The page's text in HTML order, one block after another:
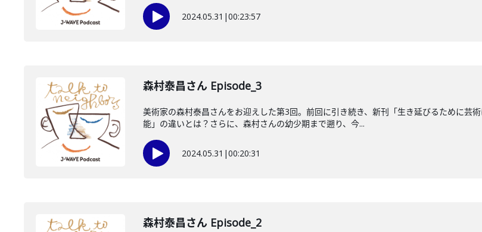
2024.05.31 |00:23:57
森村泰昌さん Episode_3
美術家の森村泰昌さんをお迎えした第3回。前回に引き続き、新刊「生き延びるために芸
能」の違いとは？さらに、森村さんの幼少期まで遡り、今...
2024.05.31 |00:20:31
森村泰昌さん Episode_2